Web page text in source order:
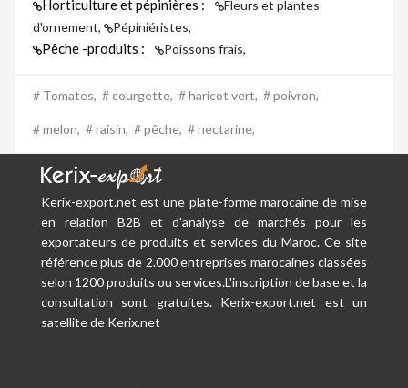
Horticulture et pépinières :
Fleurs et plantes
d'ornement,
Pépiniéristes,
Pêche -produits : Poissons frais,
# Tomates, # courgette, # haricot vert, # poivron,
# melon, # raisin, # pêche, # nectarine,
Kerix-export.net est une plate-forme marocaine de mise
en relation B2B et d'analyse de marchés pour les
exportateurs de produits et services du Maroc. Ce site
référence plus de 2.000 entreprises marocaines classées
selon 1200 produits ou services.L'inscription de base et la
consultation sont gratuites. Kerix-export.net est un
satellite de Kerix.net